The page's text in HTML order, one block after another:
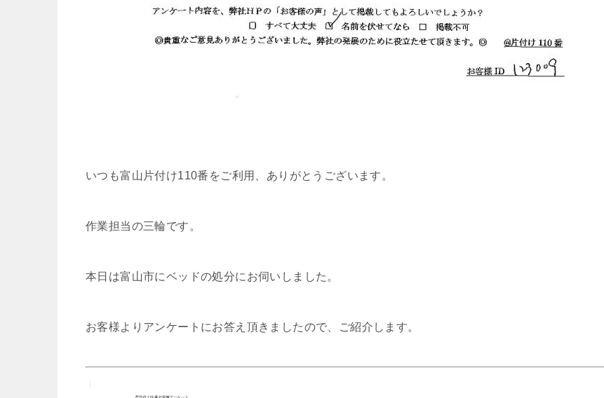
いつも富山片付け110番をご利用、ありがとうございます。
作業担当の三輪です。
本日は富山市にベッドの処分にお伺いしました。
お客様よりアンケートにお答え頂きましたので、ご紹介します。